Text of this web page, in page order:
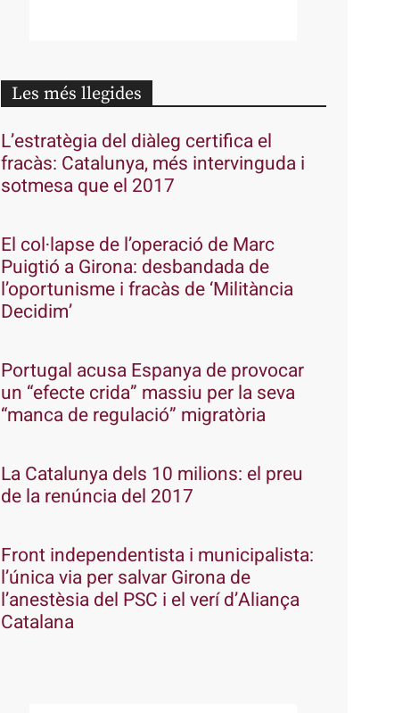
Les més llegides
L’estratègia del diàleg certifica el
fracàs: Catalunya, més intervinguda i
sotmesa que el 2017
El col·lapse de l’operació de Marc
Puigtió a Girona: desbandada de
l’oportunisme i fracàs de ‘Militància
Decidim’
Portugal acusa Espanya de provocar
un “efecte crida” massiu per la seva
“manca de regulació” migratòria
La Catalunya dels 10 milions: el preu
de la renúncia del 2017
Front independentista i municipalista:
l’única via per salvar Girona de
l’anestèsia del PSC i el verí d’Aliança
Catalana